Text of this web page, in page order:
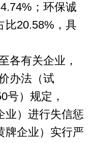
；环保诚
比20.58%，具
有关企业，
办法（试
号）规定，
业）进行失信惩
牌企业）实行严